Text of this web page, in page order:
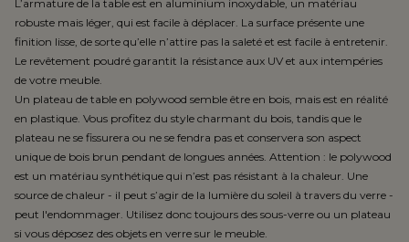
L’armature de la table est en aluminium inoxydable, un matériau
robuste mais léger, qui est facile à déplacer. La surface présente une
finition lisse, de sorte qu’elle n’attire pas la saleté et est facile à entretenir.
Le revêtement poudré garantit la résistance aux UV et aux intempéries
de votre meuble.
Un plateau de table en polywood semble être en bois, mais est en réalité
en plastique. Vous profitez du style charmant du bois, tandis que le
plateau ne se fissurera ou ne se fendra pas et conservera son aspect
unique de bois brun pendant de longues années. Attention : le polywood
est un matériau synthétique qui n’est pas résistant à la chaleur. Une
source de chaleur - il peut s’agir de la lumière du soleil à travers du verre -
peut l'endommager. Utilisez donc toujours des sous-verre ou un plateau
si vous déposez des objets en verre sur le meuble.